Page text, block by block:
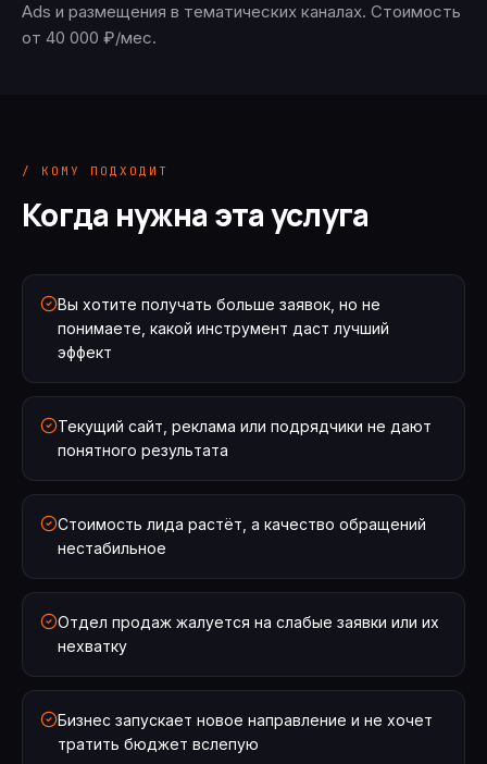
Ads и размещения в тематических каналах. Стоимость
от 40 000 ₽/мес.
/ КОМУ ПОДХОДИТ
Когда нужна эта услуга
Вы хотите получать больше заявок, но не
понимаете, какой инструмент даст лучший
эффект
Текущий сайт, реклама или подрядчики не дают
понятного результата
Стоимость лида растёт, а качество обращений
нестабильное
Отдел продаж жалуется на слабые заявки или их
нехватку
Бизнес запускает новое направление и не хочет
тратить бюджет вслепую